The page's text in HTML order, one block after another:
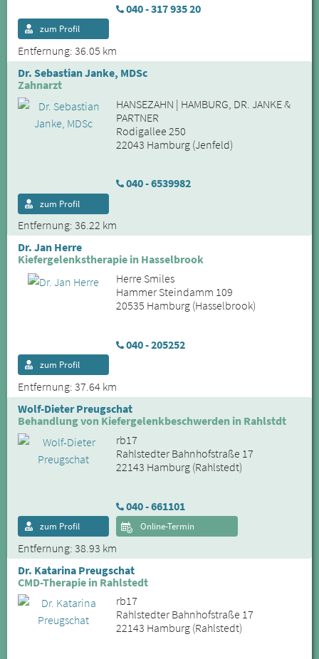
040 - 317 935 20
Entfernung: 36.05 km
zum Profil
Dr. Sebastian Janke, MDSc
Zahnarzt
HANSEZAHN | HAMBURG, DR. JANKE &
PARTNER
Rodigallee 250
22043 Hamburg (Jenfeld)
040 - 6539982
Entfernung: 36.22 km
zum Profil
Dr. Jan Herre
Kiefergelenkstherapie in Hasselbrook
Herre Smiles
Hammer Steindamm 109
20535 Hamburg (Hasselbrook)
040 - 205252
Entfernung: 37.64 km
zum Profil
Wolf-Dieter Preugschat
Behandlung von Kiefergelenkbeschwerden in Rahlstdt
rb17
Rahlstedter Bahnhofstraße 17
22143 Hamburg (Rahlstedt)
040 - 661101
Entfernung: 38.93 km
zum Profil Online-Termin
Dr. Katarina Preugschat
CMD-Therapie in Rahlstedt
rb17
Rahlstedter Bahnhofstraße 17
22143 Hamburg (Rahlstedt)